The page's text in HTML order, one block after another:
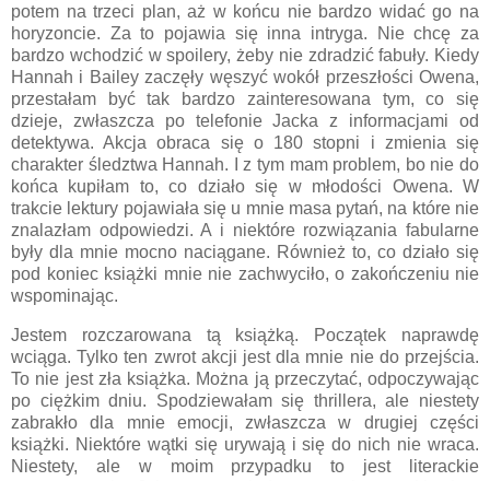
potem na trzeci plan, aż w końcu nie bardzo widać go na
horyzoncie. Za to pojawia się inna intryga. Nie chcę za
bardzo wchodzić w spoilery, żeby nie zdradzić fabuły. Kiedy
Hannah i Bailey zaczęły węszyć wokół przeszłości Owena,
przestałam być tak bardzo zainteresowana tym, co się
dzieje, zwłaszcza po telefonie Jacka z informacjami od
detektywa. Akcja obraca się o 180 stopni i zmienia się
charakter śledztwa Hannah. I z tym mam problem, bo nie do
końca kupiłam to, co działo się w młodości Owena. W
trakcie lektury pojawiała się u mnie masa pytań, na które nie
znalazłam odpowiedzi. A i niektóre rozwiązania fabularne
były dla mnie mocno naciągane. Również to, co działo się
pod koniec książki mnie nie zachwyciło, o zakończeniu nie
wspominając.
Jestem rozczarowana tą książką. Początek naprawdę
wciąga. Tylko ten zwrot akcji jest dla mnie nie do przejścia.
To nie jest zła książka. Można ją przeczytać, odpoczywając
po ciężkim dniu. Spodziewałam się thrillera, ale niestety
zabrakło dla mnie emocji, zwłaszcza w drugiej części
książki. Niektóre wątki się urywają i się do nich nie wraca.
Niestety, ale w moim przypadku to jest literackie